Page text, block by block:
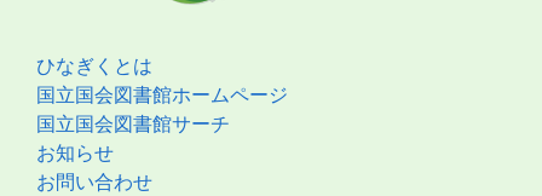
ひなぎくとは
国立国会図書館ホームページ
国立国会図書館サーチ
お知らせ
お問い合わせ